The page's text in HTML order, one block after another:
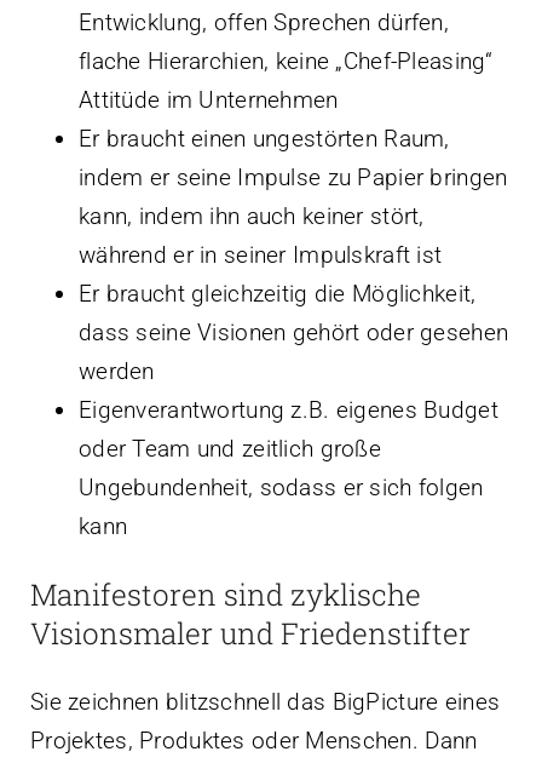
Entwicklung, offen Sprechen dürfen,
flache Hierarchien, keine „Chef-Pleasing“
Attitüde im Unternehmen
Er braucht einen ungestörten Raum,
indem er seine Impulse zu Papier bringen
kann, indem ihn auch keiner stört,
während er in seiner Impulskraft ist
Er braucht gleichzeitig die Möglichkeit,
dass seine Visionen gehört oder gesehen
werden
Eigenverantwortung z.B. eigenes Budget
oder Team und zeitlich große
Ungebundenheit, sodass er sich folgen
kann
Manifestoren sind zyklische
Visionsmaler und Friedenstifter
Sie zeichnen blitzschnell das BigPicture eines
Projektes, Produktes oder Menschen. Dann